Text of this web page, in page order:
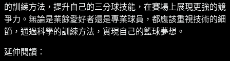
的訓練方法，提升自己的三分球技能，在賽場上展現更強的競
爭力。無論是業餘愛好者還是專業球員，都應該重視技術的細
節，通過科學的訓練方法，實現自己的籃球夢想。
延伸閱讀：